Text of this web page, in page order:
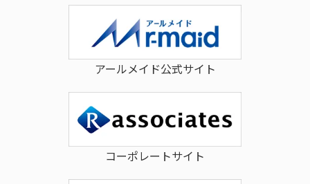
アールメイド公式サイト
コーポレートサイト